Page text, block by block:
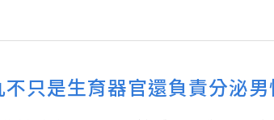
不只是生育器官還負責分泌